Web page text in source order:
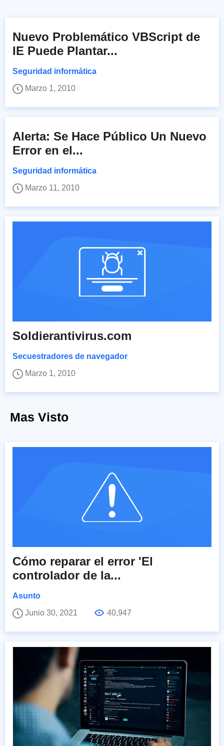
Nuevo Problemático VBScript de
IE Puede Plantar...
Seguridad informática
Marzo 1, 2010
Alerta: Se Hace Público Un Nuevo
Error en el...
Seguridad informática
Marzo 11, 2010
Soldierantivirus.com
Secuestradores de navegador
Marzo 1, 2010
Mas Visto
Cómo reparar el error 'El
controlador de la...
Asunto
Junio 30, 2021
40,947